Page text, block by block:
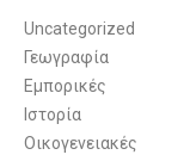
Uncategorized
Γεωγραφία
Εμπορικές
Ιστορία
Οικογενειακές